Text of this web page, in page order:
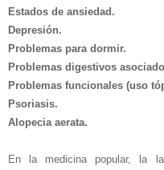
Estados de ansiedad.
Depresión.
Problemas para dormir.
Problemas digestivos
Problemas funcionales (uso
Psoriasis.
Alopecia aerata.
En la medicina popular, la